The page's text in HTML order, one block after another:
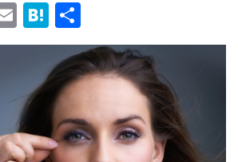
E
m
H
at
e
n
a
有